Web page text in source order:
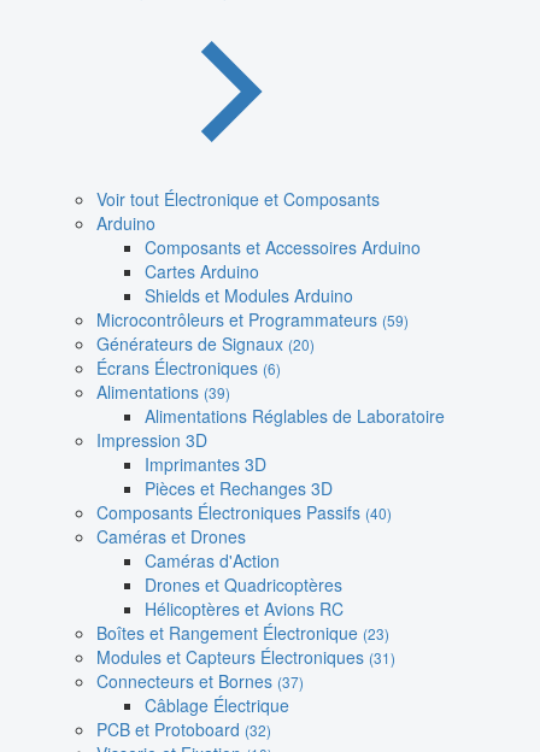
Voir tout Électronique et Composants
Arduino
Composants et Accessoires Arduino
Cartes Arduino
Shields et Modules Arduino
Microcontrôleurs et Programmateurs (59)
Générateurs de Signaux (20)
Écrans Électroniques (6)
Alimentations (39)
Alimentations Réglables de Laboratoire
Impression 3D
Imprimantes 3D
Pièces et Rechanges 3D
Composants Électroniques Passifs (40)
Caméras et Drones
Caméras d'Action
Drones et Quadricoptères
Hélicoptères et Avions RC
Boîtes et Rangement Électronique (23)
Modules et Capteurs Électroniques (31)
Connecteurs et Bornes (37)
Câblage Électrique
PCB et Protoboard (32)